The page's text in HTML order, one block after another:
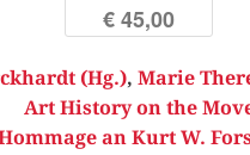
€ 45,00
(Hg.), Marie
Art History on the
an Kurt W.